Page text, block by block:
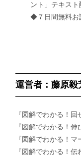
ント」テキスト
◆７日間無料お
運営者：藤原
『図解でわかる！
『図解でわかる！
『図解でわかる！
『図解でわかる！